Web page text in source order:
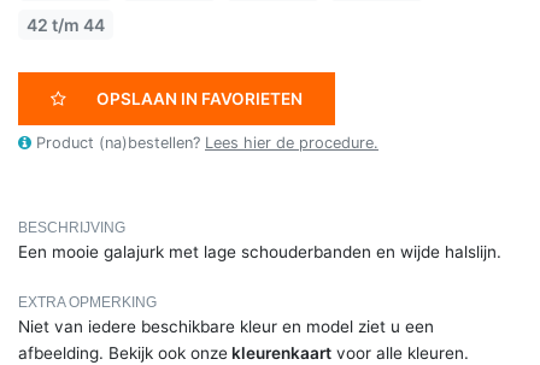
42 t/m 44
OPSLAAN IN FAVORIETEN
Product (na)bestellen? Lees hier de procedure.
BESCHRIJVING
Een mooie galajurk met lage schouderbanden en wijde halslijn.
EXTRA OPMERKING
Niet van iedere beschikbare kleur en model ziet u een
afbeelding. Bekijk ook onzekleurenkaart voor alle kleuren.